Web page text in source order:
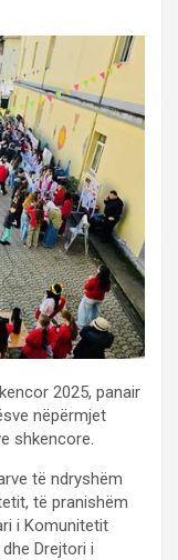
2025, panair
nëpërmjet
shkencore.
të ndryshëm
të pranishëm
i Komunitetit
Drejtori i